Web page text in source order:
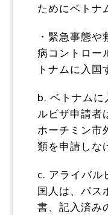
ためにベトナ
・緊急事態
病コントロー
トナムに入国
b. ベトナム
ルビザ申請者
ホーチミン市
類を申請しな
c. アライバル
国人は、パス
書、記入済み